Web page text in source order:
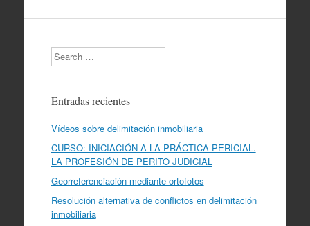
Search
Entradas recientes
Vídeos sobre delimitación inmobiliaria
CURSO: INICIACIÓN A LA PRÁCTICA PERICIAL.
LA PROFESIÓN DE PERITO JUDICIAL
Georreferenciación mediante ortofotos
Resolución alternativa de conflictos en delimitación
inmobiliaria